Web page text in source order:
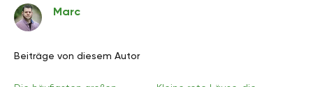
Marc
Beiträge von diesem Autor